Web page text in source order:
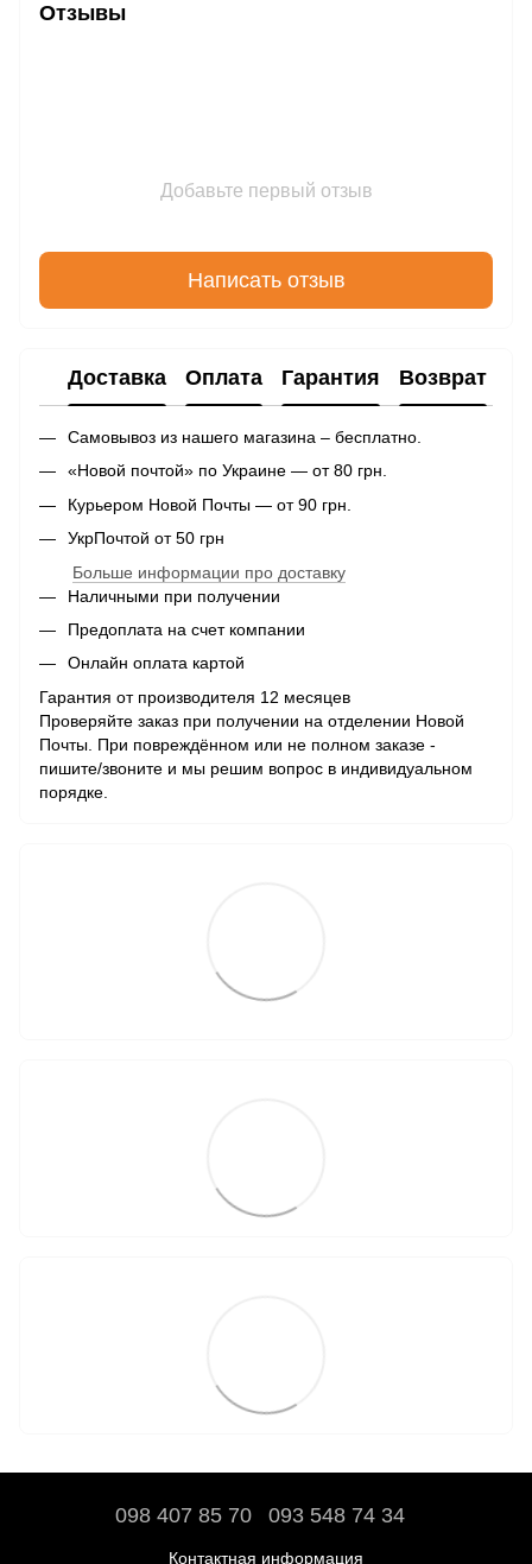
Отзывы
Добавьте первый отзыв
Написать отзыв
Доставка Оплата Гарантия Возврат
Самовывоз из нашего магазина – бесплатно.
«Новой почтой» по Украине — от 80 грн.
Курьером Новой Почты — от 90 грн.
УкрПочтой от 50 грн
Больше информации про доставку
Наличными при получении
Предоплата на счет компании
Онлайн оплата картой
Гарантия от производителя 12 месяцев
Проверяйте заказ при получении на отделении Новой
Почты. При повреждённом или не полном заказе -
пишите/звоните и мы решим вопрос в индивидуальном
порядке.
098 407 85 70 093 548 74 34
Контактная информация